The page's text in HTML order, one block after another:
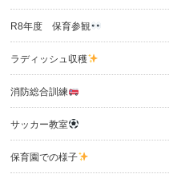
R8年度 保育参観
ラディッシュ収穫
消防総合訓練
サッカー教室
保育園での様子